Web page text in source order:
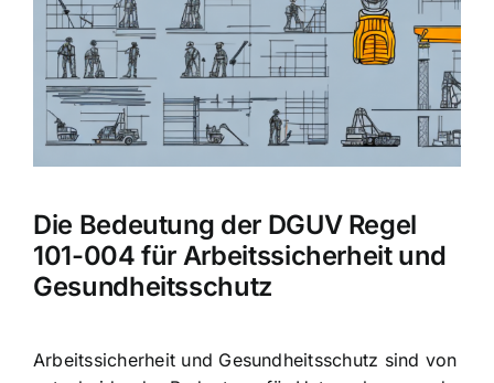
Die Bedeutung der DGUV Regel
101-004 für Arbeitssicherheit und
Gesundheitsschutz
Arbeitssicherheit und Gesundheitsschutz sind von